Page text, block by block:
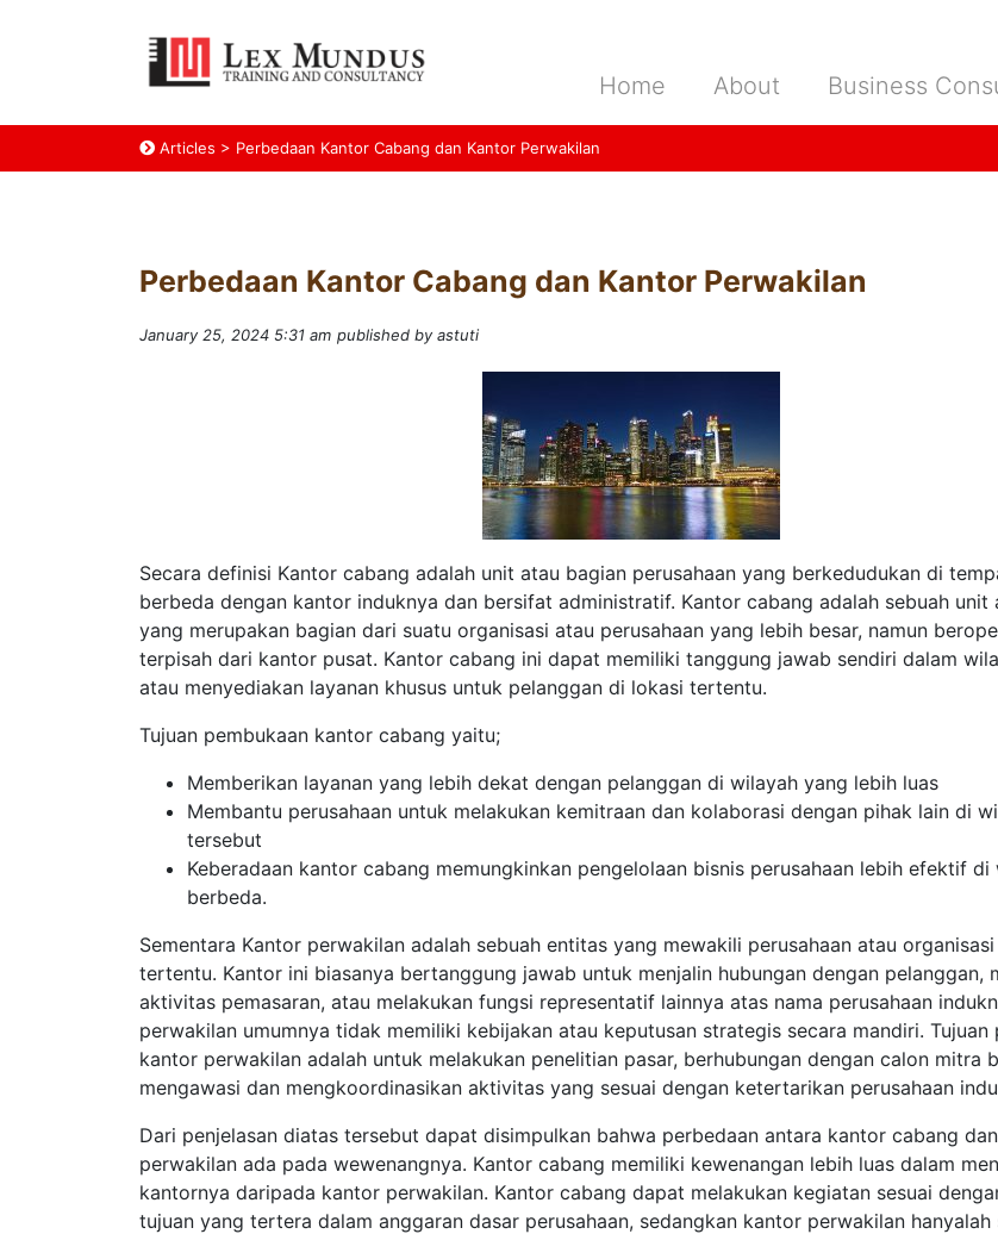
Home About Business
Articles > Perbedaan Kantor Cabang dan Kantor Perwakilan
Perbedaan Kantor Cabang dan Kantor Perwakilan
January 25, 2024 5:31 am published by astuti
Secara definisi Kantor cabang adalah unit atau bagian perusahaan yang berkedudukan di
berbeda dengan kantor induknya dan bersifat administratif. Kantor cabang adalah sebuah unit
yang merupakan bagian dari suatu organisasi atau perusahaan yang lebih besar, namun
terpisah dari kantor pusat. Kantor cabang ini dapat memiliki tanggung jawab sendiri dalam
atau menyediakan layanan khusus untuk pelanggan di lokasi tertentu.
Tujuan pembukaan kantor cabang yaitu;
Memberikan layanan yang lebih dekat dengan pelanggan di wilayah yang lebih luas
Membantu perusahaan untuk melakukan kemitraan dan kolaborasi dengan pihak lain di
tersebut
Keberadaan kantor cabang memungkinkan pengelolaan bisnis perusahaan lebih efektif di
berbeda.
Sementara Kantor perwakilan adalah sebuah entitas yang mewakili perusahaan atau
tertentu. Kantor ini biasanya bertanggung jawab untuk menjalin hubungan dengan pelanggan,
aktivitas pemasaran, atau melakukan fungsi representatif lainnya atas nama perusahaan
perwakilan umumnya tidak memiliki kebijakan atau keputusan strategis secara mandiri. Tujuan
kantor perwakilan adalah untuk melakukan penelitian pasar, berhubungan dengan calon mitra
mengawasi dan mengkoordinasikan aktivitas yang sesuai dengan ketertarikan perusahaan
Dari penjelasan diatas tersebut dapat disimpulkan bahwa perbedaan antara kantor cabang
perwakilan ada pada wewenangnya. Kantor cabang memiliki kewenangan lebih luas dalam
kantornya daripada kantor perwakilan. Kantor cabang dapat melakukan kegiatan sesuai
tujuan yang tertera dalam anggaran dasar perusahaan, sedangkan kantor perwakilan hanyalah